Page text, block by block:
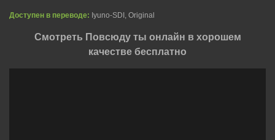
Доступен в переводе: Iyuno-SDI, Original
Смотреть Повсюду ты онлайн в хорошем
качестве бесплатно